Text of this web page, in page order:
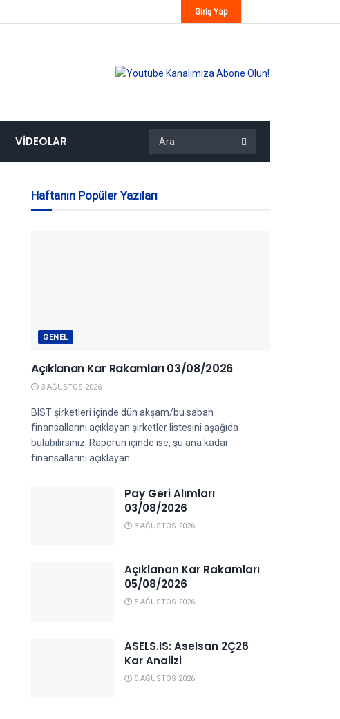
Giriş Yap
VIDEOLAR
Haftanın Popüler Yazıları
GENEL
Açıklanan Kar Rakamları 03/08/2026
3 AĞUSTOS 2026
BIST şirketleri içinde dün akşam/bu sabah
finansallarını açıklayan şirketler listesini aşağıda
bulabilirsiniz. Raporun içinde ise, şu ana kadar
finansallarını açıklayan...
Pay Geri Alımları
03/08/2026
3 AĞUSTOS 2026
Açıklanan Kar Rakamları
05/08/2026
5 AĞUSTOS 2026
ASELS.IS: Aselsan 2Ç26
Kar Analizi
5 AĞUSTOS 2026